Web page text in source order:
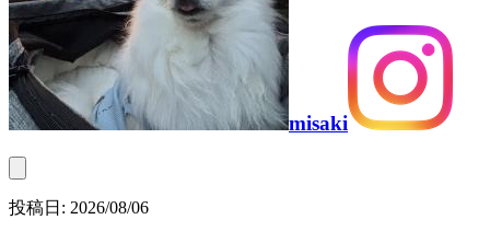
misaki
投稿日: 2026/08/06